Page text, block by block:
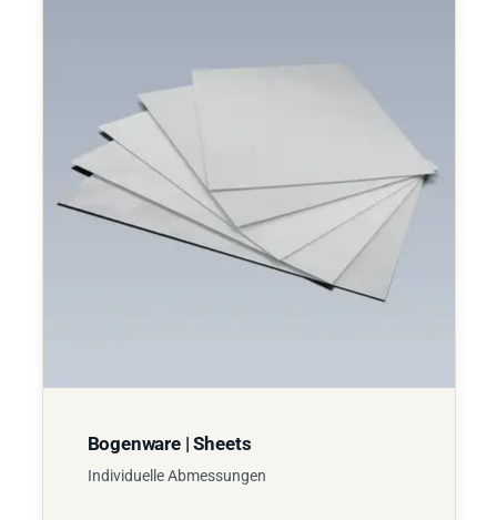
Bogenware | Sheets
Individuelle Abmessungen